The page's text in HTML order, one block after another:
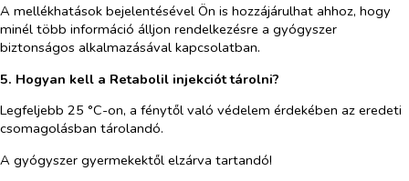
A mellékhatások bejelentésével Ön is hozzájárulhat ahhoz, hogy
minél több információ álljon rendelkezésre a gyógyszer
biztonságos alkalmazásával kapcsolatban.
5. Hogyan kell a Retabolil injekciót tárolni?
Legfeljebb 25 °C-on, a fénytől való védelem érdekében az eredeti
csomagolásban tárolandó.
A gyógyszer gyermekektől elzárva tartandó!